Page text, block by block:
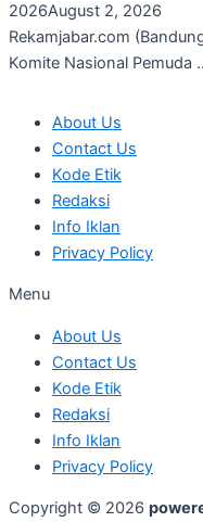
2026August 2, 2026
Rekamjabar.com
Komite Nasional Pemuda
About Us
Contact Us
Kode Etik
Redaksi
Info Iklan
Privacy Policy
Menu
About Us
Contact Us
Kode Etik
Redaksi
Info Iklan
Privacy Policy
Copyright © 2026